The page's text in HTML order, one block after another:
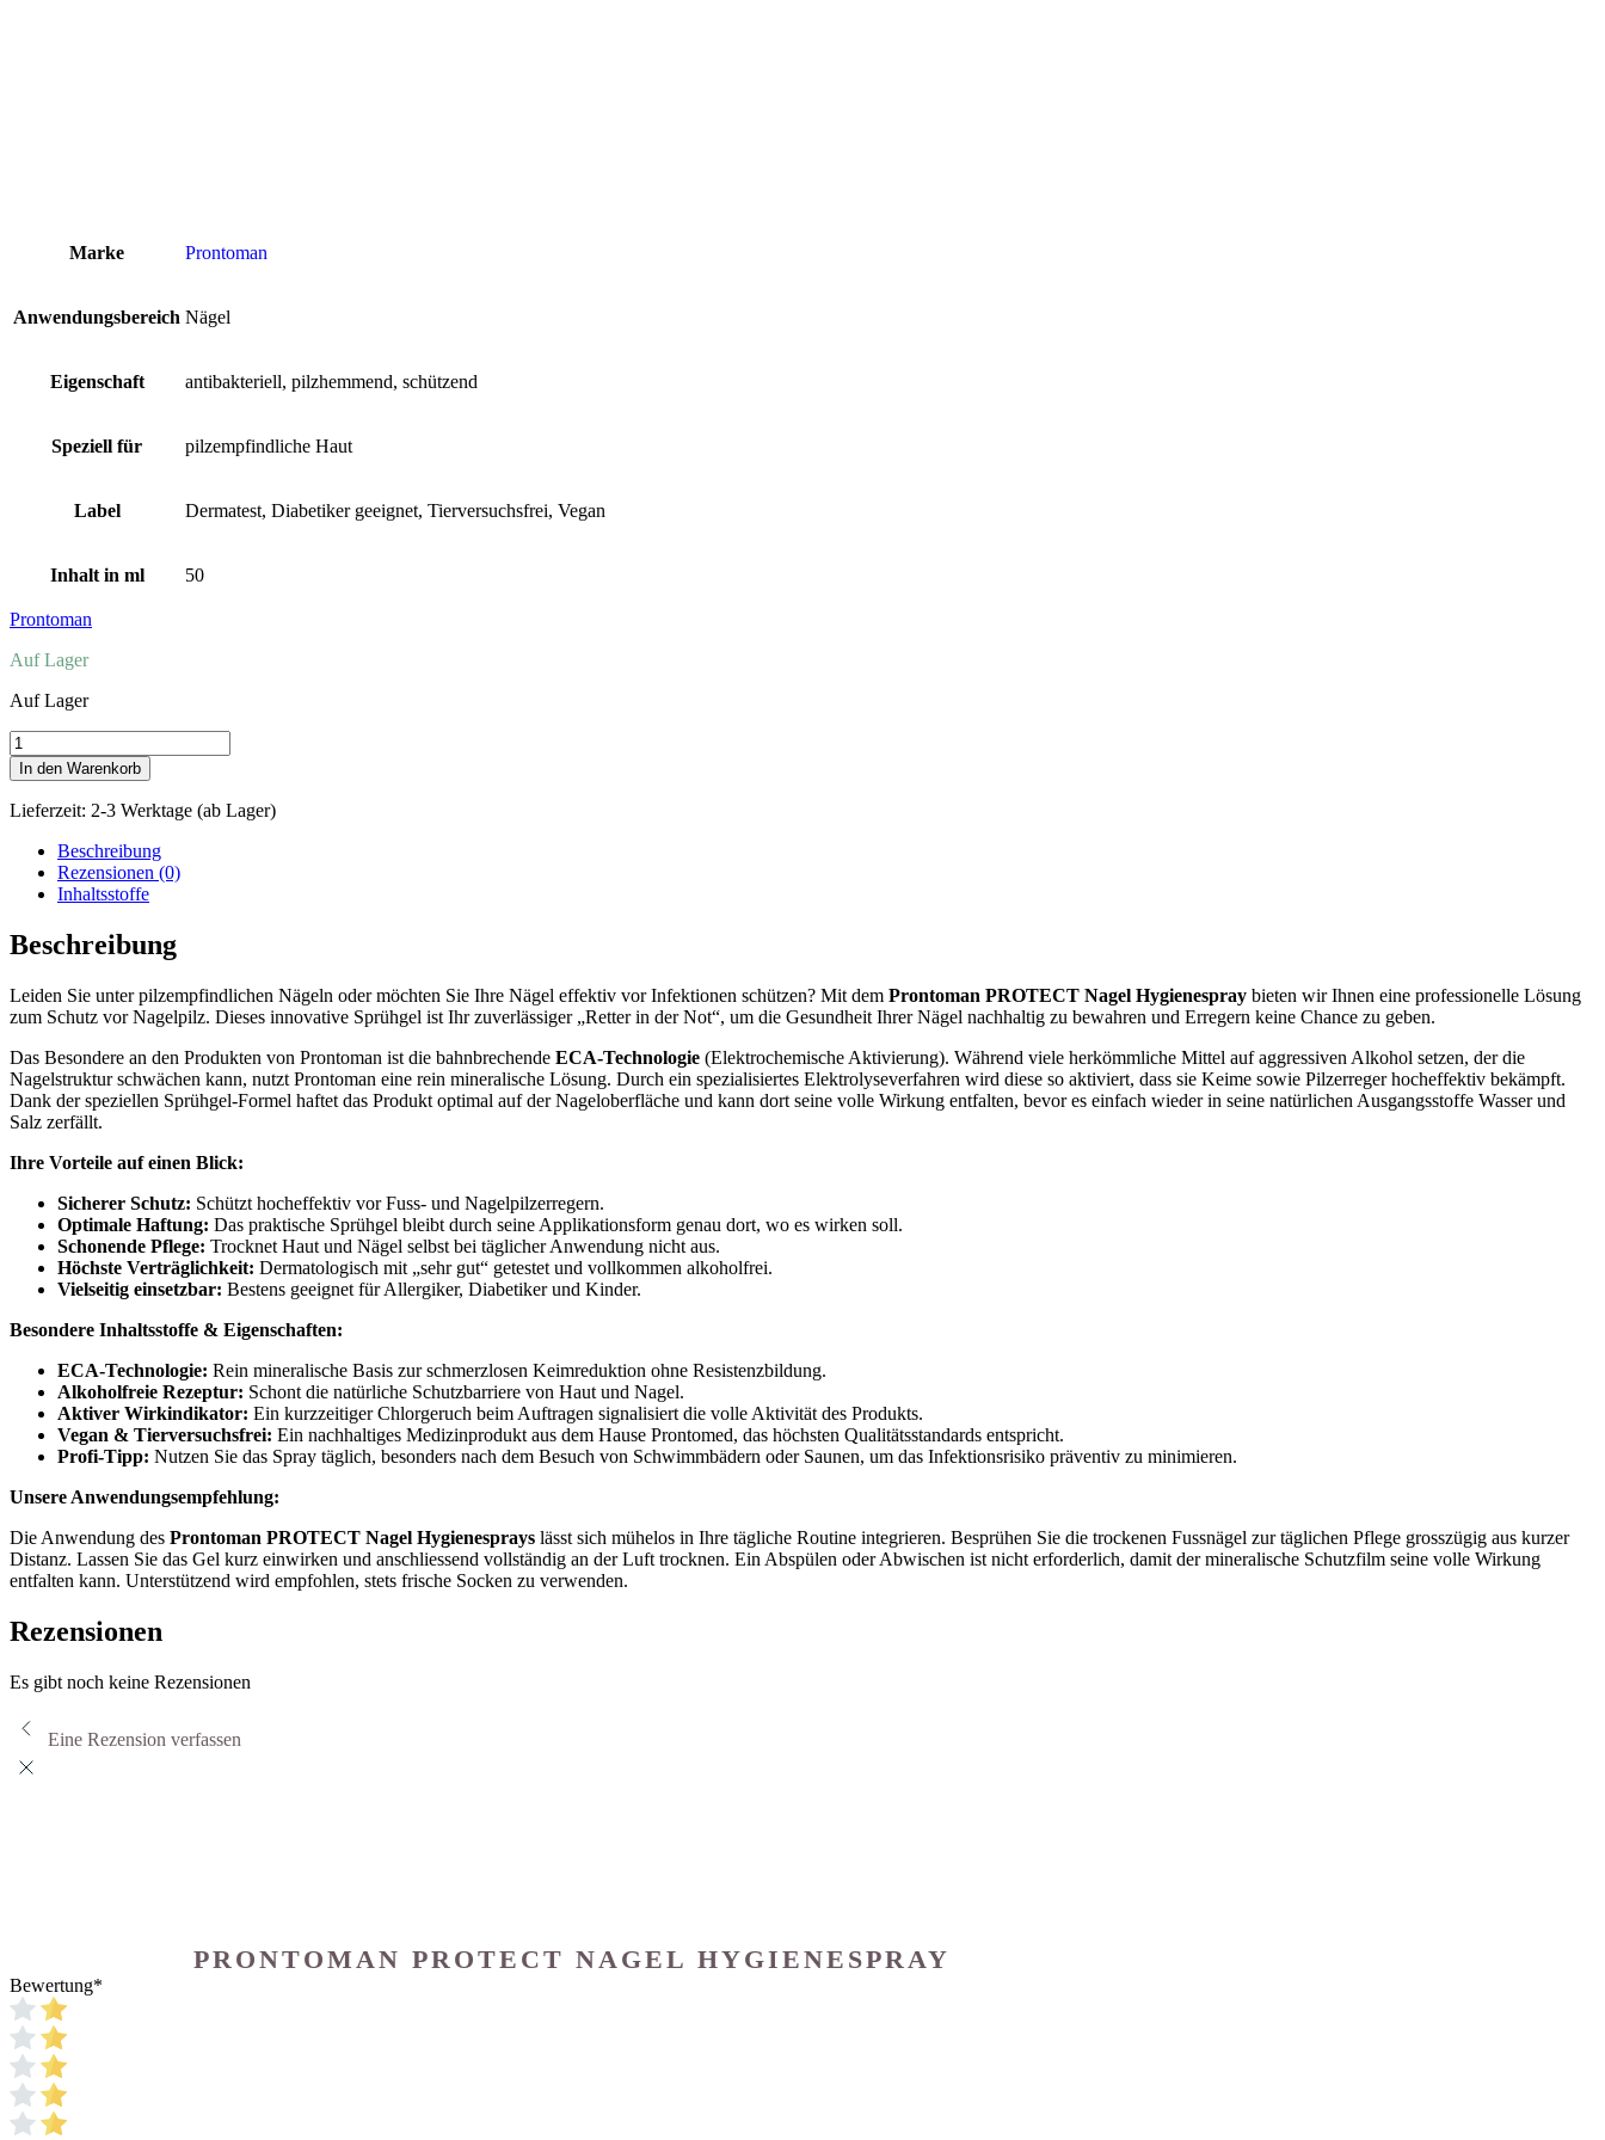
Marke Prontoman
Anwendungsbereich Nägel
Eigenschaft antibakteriell, pilzhemmend, schützend
Speziell für pilzempfindliche Haut
Label Dermatest, Diabetiker geeignet, Tierversuchsfrei, Vegan
Inhalt in ml 50
Prontoman
Auf Lager
Auf Lager
Prontoman
PROTECT
Nagel
Hygienespray
In den Warenkorb
Lieferzeit: 2-3 Werktage (ab Lager)
Beschreibung
Rezensionen (0)
Inhaltsstoffe
Beschreibung
Leiden Sie unter pilzempfindlichen Nägeln oder möchten Sie Ihre Nägel effektiv vor Infektionen schützen? Mit dem Prontoman PROTECT Nagel Hygienespray bieten wir Ihnen eine professionelle Lösung
zum Schutz vor Nagelpilz. Dieses innovative Sprühgel ist Ihr zuverlässiger „Retter in der Not“, um die Gesundheit Ihrer Nägel nachhaltig zu bewahren und Erregern keine Chance zu geben.
Das Besondere an den Produkten von Prontoman ist die bahnbrechende ECA-Technologie (Elektrochemische Aktivierung). Während viele herkömmliche Mittel auf aggressiven Alkohol setzen, der die
Nagelstruktur schwächen kann, nutzt Prontoman eine rein mineralische Lösung. Durch ein spezialisiertes Elektrolyseverfahren wird diese so aktiviert, dass sie Keime sowie Pilzerreger hocheffektiv bekämpft.
Dank der speziellen Sprühgel-Formel haftet das Produkt optimal auf der Nageloberfläche und kann dort seine volle Wirkung entfalten, bevor es einfach wieder in seine natürlichen Ausgangsstoffe Wasser und
Salz zerfällt.
Ihre Vorteile auf einen Blick:
Sicherer Schutz: Schützt hocheffektiv vor Fuss- und Nagelpilzerregern.
Optimale Haftung: Das praktische Sprühgel bleibt durch seine Applikationsform genau dort, wo es wirken soll.
Schonende Pflege: Trocknet Haut und Nägel selbst bei täglicher Anwendung nicht aus.
Höchste Verträglichkeit: Dermatologisch mit „sehr gut“ getestet und vollkommen alkoholfrei.
Vielseitig einsetzbar: Bestens geeignet für Allergiker, Diabetiker und Kinder.
Besondere Inhaltsstoffe & Eigenschaften:
ECA-Technologie: Rein mineralische Basis zur schmerzlosen Keimreduktion ohne Resistenzbildung.
Alkoholfreie Rezeptur: Schont die natürliche Schutzbarriere von Haut und Nagel.
Aktiver Wirkindikator: Ein kurzzeitiger Chlorgeruch beim Auftragen signalisiert die volle Aktivität des Produkts.
Vegan & Tierversuchsfrei: Ein nachhaltiges Medizinprodukt aus dem Hause Prontomed, das höchsten Qualitätsstandards entspricht.
Profi-Tipp: Nutzen Sie das Spray täglich, besonders nach dem Besuch von Schwimmbädern oder Saunen, um das Infektionsrisiko präventiv zu minimieren.
Unsere Anwendungsempfehlung:
Die Anwendung des Prontoman PROTECT Nagel Hygienesprays lässt sich mühelos in Ihre tägliche Routine integrieren. Besprühen Sie die trockenen Fussnägel zur täglichen Pflege grosszügig aus kurzer
Distanz. Lassen Sie das Gel kurz einwirken und anschliessend vollständig an der Luft trocknen. Ein Abspülen oder Abwischen ist nicht erforderlich, damit der mineralische Schutzfilm seine volle Wirkung
entfalten kann. Unterstützend wird empfohlen, stets frische Socken zu verwenden.
Rezensionen
Es gibt noch keine Rezensionen
Eine Rezension verfassen
PRONTOMAN PROTECT NAGEL HYGIENESPRAY
Bewertung*